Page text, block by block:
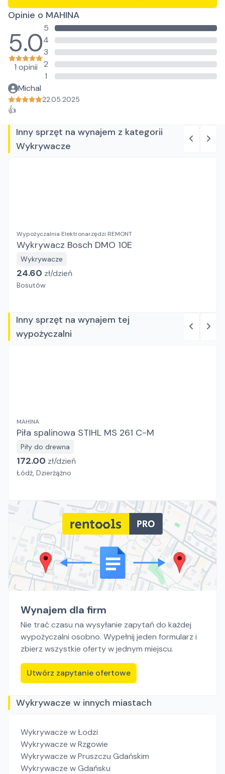
Opinie o MAHINA
5.0
1 opinii
5
4
3
2
1
Michal
22.05.2025
👍
Inny sprzęt na wynajem z kategorii
Wykrywacze
Wypożyczalnia Elektronarzędzi REMONT
Wykrywacz Bosch DMO 10E
Wykrywacze
24.60 zł/dzień
Bosutów
Inny sprzęt na wynajem tej
wypożyczalni
MAHINA
Piła spalinowa STIHL MS 261 C-M
Piły do drewna
172.00 zł/dzień
Łódź, Dzierżążno
Wynajem dla firm
Nie trać czasu na wysyłanie zapytań do każdej
wypożyczalni osobno. Wypełnij jeden formularz i
zbierz wszystkie oferty w jednym miejscu.
Utwórz zapytanie ofertowe
Wykrywacze w innych miastach
Wykrywacze w Łodzi
Wykrywacze w Rzgowie
Wykrywacze w Pruszczu Gdańskim
Wykrywacze w Gdańsku